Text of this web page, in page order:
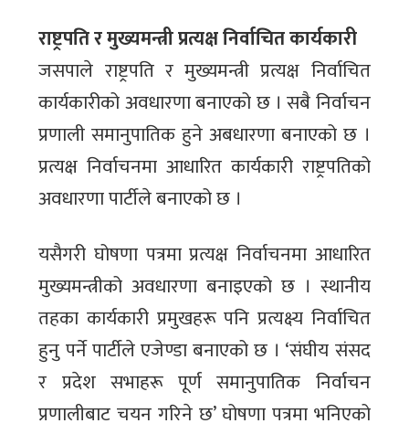
राष्ट्रपति र मुख्यमन्त्री प्रत्यक्ष निर्वाचित कार्यकारी
जसपाले राष्ट्रपति र मुख्यमन्त्री प्रत्यक्ष निर्वाचित
कार्यकारीको अवधारणा बनाएको छ । सबै निर्वाचन
प्रणाली समानुपातिक हुने अबधारणा बनाएको छ ।
प्रत्यक्ष निर्वाचनमा आधारित कार्यकारी राष्ट्रपतिको
अवधारणा पार्टीले बनाएको छ ।
यसैगरी घोषणा पत्रमा प्रत्यक्ष निर्वाचनमा आधारित
मुख्यमन्त्रीको अवधारणा बनाइएको छ । स्थानीय
तहका कार्यकारी प्रमुखहरू पनि प्रत्यक्ष्य निर्वाचित
हुनु पर्ने पार्टीले एजेण्डा बनाएको छ । ‘संघीय संसद
र प्रदेश सभाहरू पूर्ण समानुपातिक निर्वाचन
प्रणालीबाट चयन गरिने छ’ घोषणा पत्रमा भनिएको